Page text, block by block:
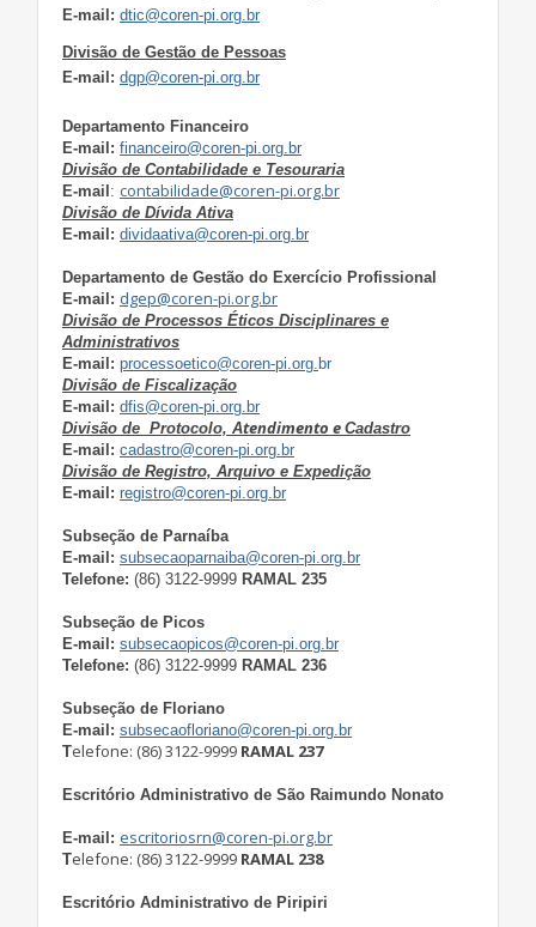
E-mail: dtic@coren-pi.org.br
Divisão de Gestão de Pessoas
E-mail: dgp@coren-pi.org.br
Departamento Financeiro
E-mail: financeiro@coren-pi.org.br
Divisão de Contabilidade e Tesouraria
E-mail : contabilidade@coren-pi.org.br
Divisão de Dívida Ativa
E-mail: dividaativa@coren-pi.org.br
Departamento de Gestão do Exercício Profissional
E-mail: dgep@coren-pi.org.br
Divisão de Processos Éticos Disciplinares e
Administrativos
E-mail: processoetico@coren-pi.org. br
Divisão de Fiscalização
E-mail: dfis@coren-pi.org.br
Divisão de Protocolo, Atendimento e Cadastro
E-mail: cadastro@coren-pi.org.br
Divisão de Registro, Arquivo e Expedição
E-mail: registro@coren-pi.org.br
Subseção de Parnaíba
E-mail: subsecaoparnaiba@coren-pi.org.br
Telefone: (86) 3122-9999 RAMAL 235
Subseção de Picos
E-mail: subsecaopicos@coren-pi.org.br
Telefone: (86) 3122-9999 RAMAL 236
Subseção de Floriano
E-mail: subsecaofloriano@coren-pi.org.br
Telefone: (86) 3122-9999 RAMAL 237
Escritório Administrativo de São Raimundo Nonato
E-mail: escritoriosrn@coren-pi.org.br
Telefone: (86) 3122-9999 RAMAL 238
Escritório Administrativo de Piripiri